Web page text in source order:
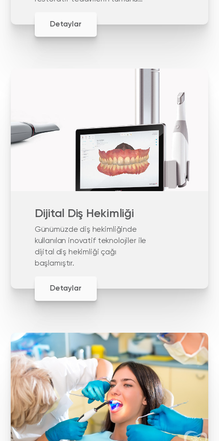
Detaylar
Dijital Diş Hekimliği
Günümüzde diş hekimliğinde
kullanılan inovatif teknolojiler ile
dijital diş hekimliği çağı
başlamıştır.
Detaylar